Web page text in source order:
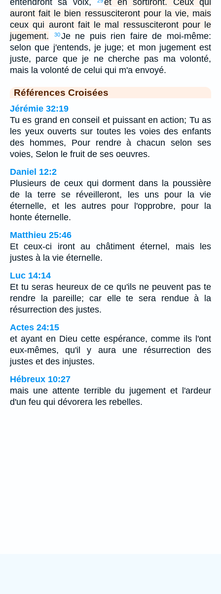
auront fait le bien ressusciteront pour la vie, mais
ceux qui auront fait le mal ressusciteront pour le
jugement.
30 Je ne puis rien faire de moi-même:
selon que j'entends, je juge; et mon jugement est
juste, parce que je ne cherche pas ma volonté,
mais la volonté de celui qui m'a envoyé.
Références Croisées
Jérémie 32:19
Tu es grand en conseil et puissant en action; Tu as
les yeux ouverts sur toutes les voies des enfants
des hommes, Pour rendre à chacun selon ses
voies, Selon le fruit de ses oeuvres.
Daniel 12:2
Plusieurs de ceux qui dorment dans la poussière
de la terre se réveilleront, les uns pour la vie
éternelle, et les autres pour l'opprobre, pour la
honte éternelle.
Matthieu 25:46
Et ceux-ci iront au châtiment éternel, mais les
justes à la vie éternelle.
Luc 14:14
Et tu seras heureux de ce qu'ils ne peuvent pas te
rendre la pareille; car elle te sera rendue à la
résurrection des justes.
Actes 24:15
et ayant en Dieu cette espérance, comme ils l'ont
eux-mêmes, qu'il y aura une résurrection des
justes et des injustes.
Hébreux 10:27
mais une attente terrible du jugement et l'ardeur
d'un feu qui dévorera les rebelles.